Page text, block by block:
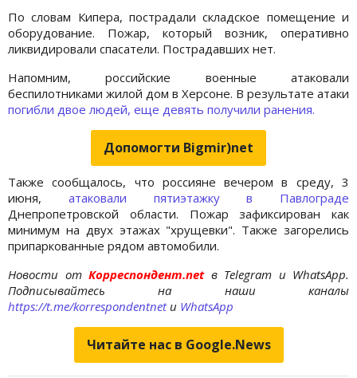
По словам Кипера, пострадали складское помещение и
оборудование. Пожар, который возник, оперативно
ликвидировали спасатели. Пострадавших нет.
Напомним, российские военные атаковали
беспилотниками жилой дом в Херсоне. В результате атаки
погибли двое людей, еще девять получили ранения.
Допомогти Bigmir)net
Также сообщалось, что россияне вечером в среду, 3
июня, атаковали пятиэтажку в Павлограде
Днепропетровской области. Пожар зафиксирован как
минимум на двух этажах "хрущевки". Также загорелись
припаркованные рядом автомобили.
Новости отКорреспондент.net в Telegram и WhatsApp.
Подписывайтесь на наши каналы
https://t.me/korrespondentnetи WhatsApp
Читайте нас в Google.News